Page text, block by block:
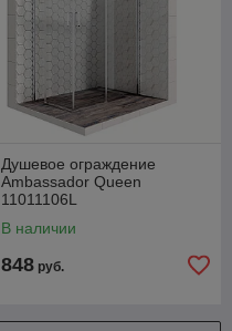
Душевое ограждение
Ambassador Queen
11011106L
В наличии
848 руб.